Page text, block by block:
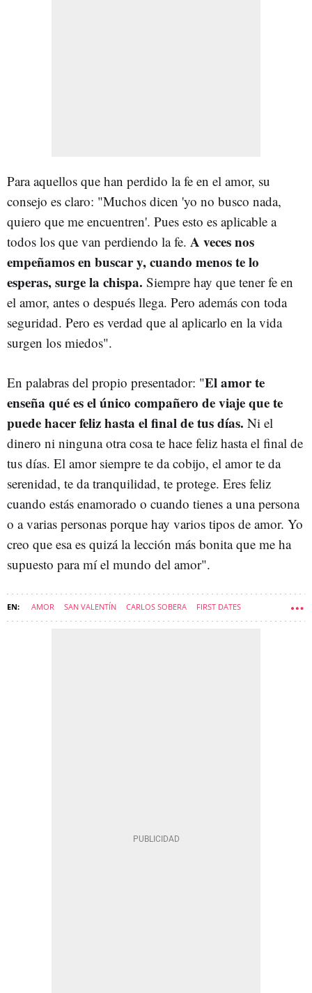
Para aquellos que han perdido la fe en el amor, su
consejo es claro: "Muchos dicen 'yo no busco nada,
quiero que me encuentren'. Pues esto es aplicable a
todos los que van perdiendo la fe. A veces nos
empeñamos en buscar y, cuando menos te lo
esperas, surge la chispa. Siempre hay que tener fe en
el amor, antes o después llega. Pero además con toda
seguridad. Pero es verdad que al aplicarlo en la vida
surgen los miedos".
En palabras del propio presentador: "El amor te
enseña qué es el único compañero de viaje que te
puede hacer feliz hasta el final de tus días. Ni el
dinero ni ninguna otra cosa te hace feliz hasta el final de
tus días. El amor siempre te da cobijo, el amor te da
serenidad, te da tranquilidad, te protege. Eres feliz
cuando estás enamorado o cuando tienes a una persona
o a varias personas porque hay varios tipos de amor. Yo
creo que esa es quizá la lección más bonita que me ha
supuesto para mí el mundo del amor".
AMOR SAN VALENTÍN CARLOS SOBERA FIRST DATES